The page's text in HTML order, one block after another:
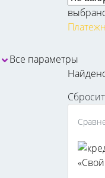
Все параметры